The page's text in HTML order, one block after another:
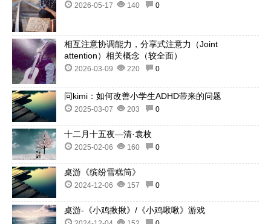
2026-05-17 140 0
相互注意协调能力，分享式注意力（Joint
attention）相关概念（较全面）
2026-03-09 220 0
问kimi：如何改善小学生ADHD带来的问题
2025-03-07 203 0
十二月十五夜—清·袁枚
2025-02-06 160 0
桌游《缤纷雪糕筒》
2024-12-06 157 0
桌游-《小鸡揪揪》/《小鸡啾啾》游戏